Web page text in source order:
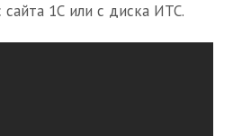
1С или с диска ИТС.